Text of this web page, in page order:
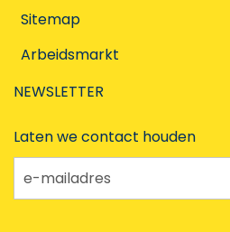
Sitemap
Arbeidsmarkt
NEWSLETTER
Laten we contact houden
e-mailadres